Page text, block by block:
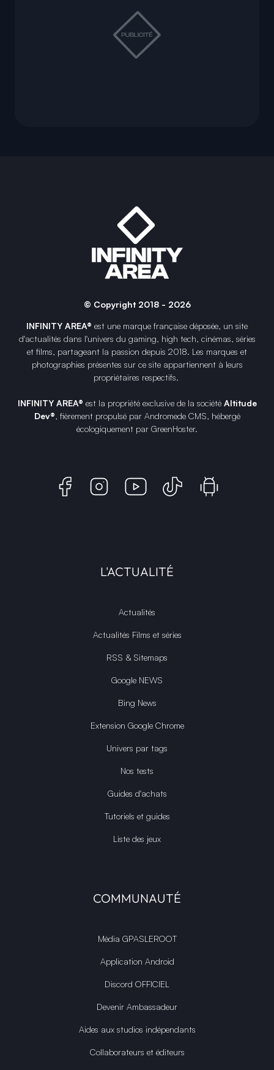
© Copyright 2018 - 2026
INFINITY AREA® est une marque française déposée, un site
d'actualités dans l'univers du gaming, high tech, cinémas, séries
et films, partageant la passion depuis 2018. Les marques et
photographies présentes sur ce site appartiennent à leurs
propriétaires respectifs.
INFINITY AREA® est la propriété exclusive de la société Altitude
Dev®, fièrement propulsé par Andromede CMS, hébergé
écologiquement par GreenHoster.
L'ACTUALITÉ
Actualités
Actualités Films et séries
RSS & Sitemaps
Google NEWS
Bing News
Extension Google Chrome
Univers par tags
Nos tests
Guides d'achats
Tutoriels et guides
Liste des jeux
COMMUNAUTÉ
Média GPASLEROOT
Application Android
Discord OFFICIEL
Devenir Ambassadeur
Aides aux studios indépendants
Collaborateurs et éditeurs